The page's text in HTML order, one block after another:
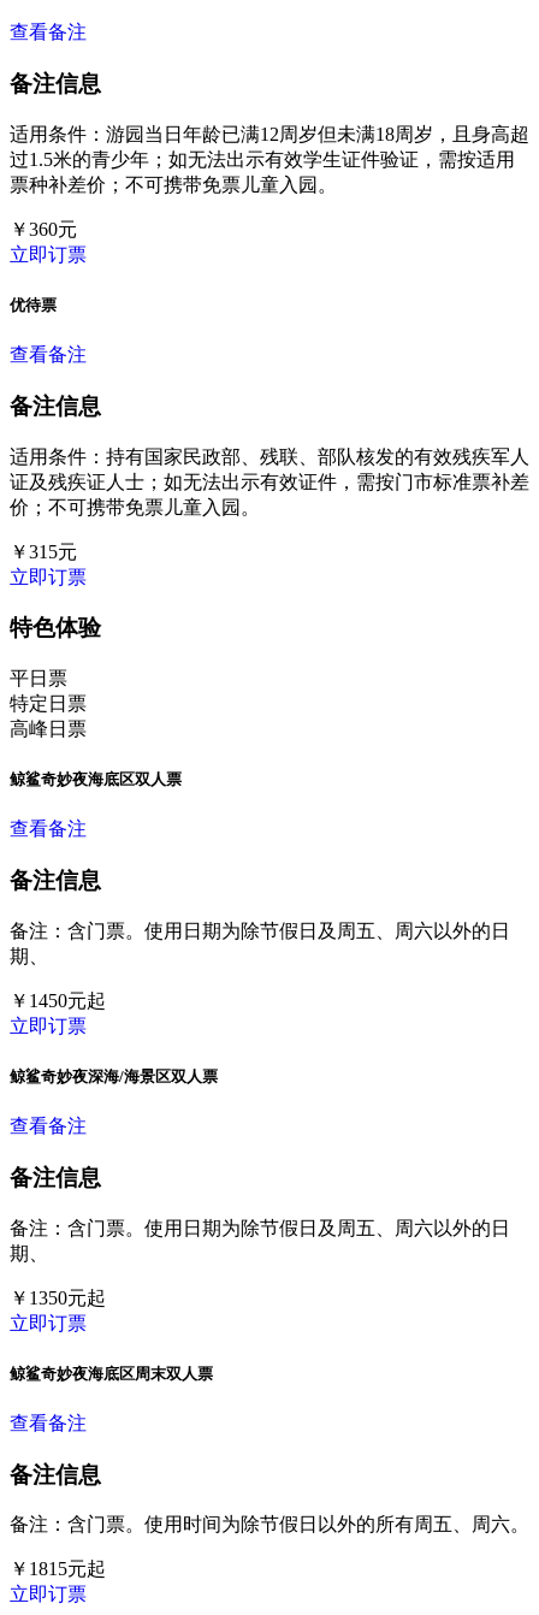
查看备注
备注信息
适用条件：游园当日年龄已满12周岁但未满18周岁，且身高超
过1.5米的青少年；如无法出示有效学生证件验证，需按适用
票种补差价；不可携带免票儿童入园。
￥360元
立即订票
优待票
查看备注
备注信息
适用条件：持有国家民政部、残联、部队核发的有效残疾军人
证及残疾证人士；如无法出示有效证件，需按门市标准票补差
价；不可携带免票儿童入园。
￥315元
立即订票
特色体验
平日票
特定日票
高峰日票
鲸鲨奇妙夜海底区双人票
查看备注
备注信息
备注：含门票。使用日期为除节假日及周五、周六以外的日
期、
￥ 1450元起
立即订票
鲸鲨奇妙夜深海/海景区双人票
查看备注
备注信息
备注：含门票。使用日期为除节假日及周五、周六以外的日
期、
￥ 1350元起
立即订票
鲸鲨奇妙夜海底区周末双人票
查看备注
备注信息
备注：含门票。使用时间为除节假日以外的所有周五、周六。
￥ 1815元起
立即订票